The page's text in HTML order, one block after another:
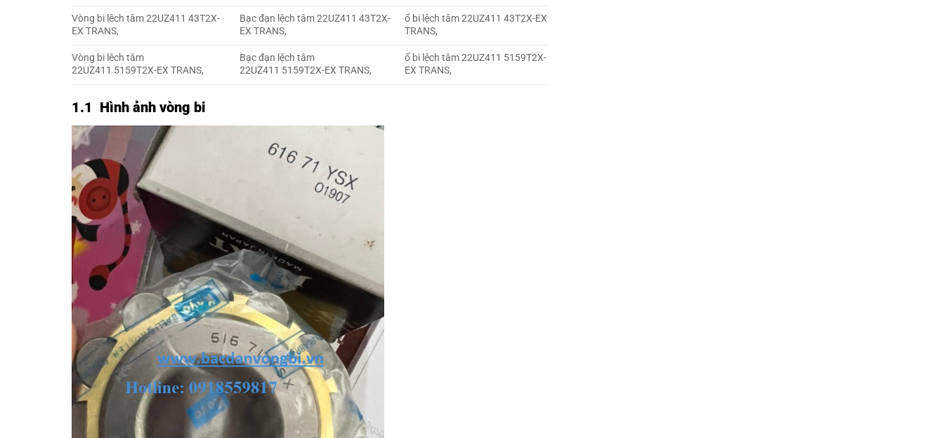
Vòng bi lêch tâm 22UZ411 43T2X-
EX TRANS,
Bạc đạn lệch tâm 22UZ411 43T2X-
EX TRANS,
ổ bi lệch tâm 22UZ411 43T2X-EX
TRANS,
Vòng bi lêch tâm
22UZ411 5159T2X-EX TRANS,
Bạc đạn lệch tâm
22UZ411 5159T2X-EX TRANS,
ổ bi lệch tâm 22UZ411 5159T2X-
EX TRANS,
1.1 Hình ảnh vòng bi